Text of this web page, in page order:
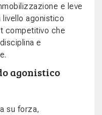
e leve
livello agonistico
competitivo che
e
agonistico
su forza,